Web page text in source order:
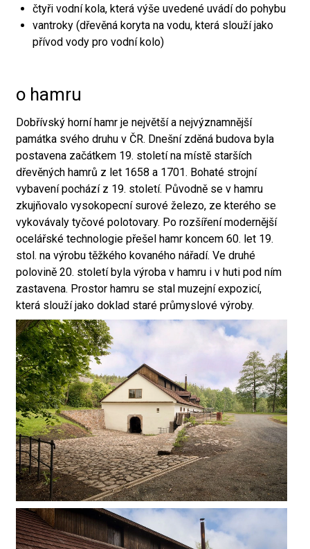
čtyři vodní kola, která výše uvedené uvádí do pohybu
vantroky (dřevěná koryta na vodu, která slouží jako
přívod vody pro vodní kolo)
o hamru
Dobřívský horní hamr je největší a nejvýznamnější
památka svého druhu v ČR. Dnešní zděná budova byla
postavena začátkem 19. století na místě starších
dřevěných hamrů z let 1658 a 1701. Bohaté strojní
vybavení pochází z 19. století. Původně se v hamru
zkujňovalo vysokopecní surové železo, ze kterého se
vykovávaly tyčové polotovary. Po rozšíření modernější
ocelářské technologie přešel hamr koncem 60. let 19.
stol. na výrobu těžkého kovaného nářadí. Ve druhé
polovině 20. století byla výroba v hamru i v huti pod ním
zastavena. Prostor hamru se stal muzejní expozicí,
která slouží jako doklad staré průmyslové výroby.